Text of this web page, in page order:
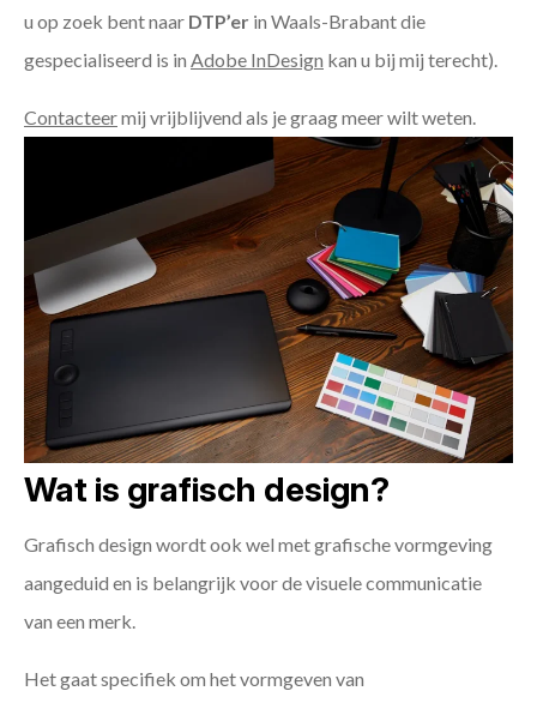
u op zoek bent naar DTP’er in Waals-Brabant die
gespecialiseerd is in Adobe InDesign kan u bij mij terecht).
Contacteermij vrijblijvend als je graag meer wilt weten.
Wat is grafisch design?
Grafisch design wordt ook wel met grafische vormgeving
aangeduid en is belangrijk voor de visuele communicatie
van een merk.
Het gaat specifiek om het vormgeven van